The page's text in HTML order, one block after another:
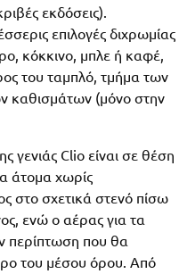
εκδόσεις).
επιλογές διχρωμίας
κόκκινο, μπλε ή καφέ,
του ταμπλό, τμήμα των
καθισμάτων (μόνο στην
γενιάς Clio είναι σε θέση
άτομα χωρίς
στο σχετικά στενό πίσω
ενώ ο αέρας για τα
περίπτωση που θα
του μέσου όρου. Από